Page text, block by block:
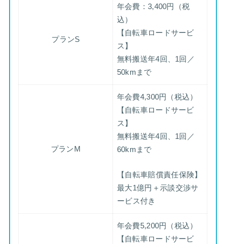
プランS
年会費：3,400円（税
込）
【自転車ロードサービ
ス】
無料搬送年4回、1回／
50kmまで
プランM
年会費4,300円（税込）
【自転車ロードサービ
ス】
無料搬送年4回、1回／
60kmまで
【自転車賠償責任保険】
最大1億円＋示談交渉サ
ービス付き
年会費5,200円（税込）
【自転車ロードサービ